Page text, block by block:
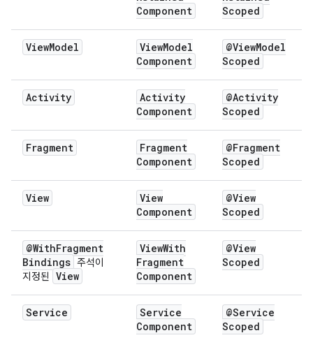
Component
Scoped
ViewModel ViewModel
Component
@ViewModel
Scoped
Activity
Activity
Component
@Activity
Scoped
Fragment
Fragment
Component
@Fragment
Scoped
View
View
Component
@View
Scoped
@WithFragment
Bindings 주석이
지정된
View
ViewWith
Fragment
Component
@View
Scoped
Service
Service
Component
@Service
Scoped